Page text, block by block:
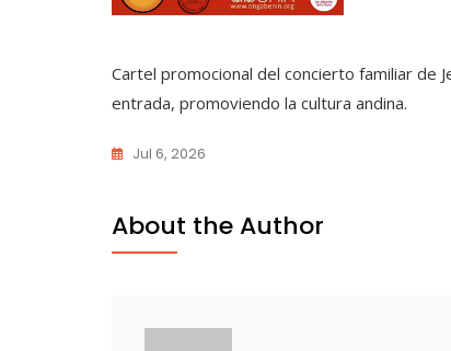
Cartel promocional del concierto familiar de
entrada, promoviendo la cultura andina.
Jul 6, 2026
About the Author